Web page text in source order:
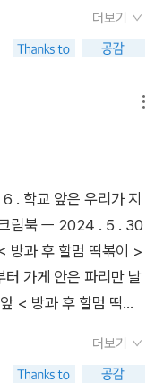
디에서든 나타날것
귀신이 나타난다는소
멈이 치즈와 함께 학
을까요?똥볶이 할멈
고민과 문제를 해결
이할멈6권_학교앞
이 돋보였답니다.히어
예요.똥볶이 할멈
안된답니다.^^그럼 똥
다리고 있는 우
공받아 작성하였습
고 또 요즘 우리 아이
헤처나가는지 그 과정
푹 빠진 아이들을 어
들이 어쩌다 이런 어
과정 속에서 또 가슴
의 미래는 아닐지 사
최고의 책이 아닐까
리 아이들에게는 웃
건 아닐까?이번 <똥
재미와 감동을 기대해
을 받았고 본인의 주
더보기
. 학교 앞은 우리가 지
림북 ㅡ 2024 . 5 . 30
방과 후 할멈 떡볶이 >
터 가게 안은 파리만 날
< 방과 후 할멈 떡볶
사먹는 대신 문방구
무나 즐거워보였기에
더보기